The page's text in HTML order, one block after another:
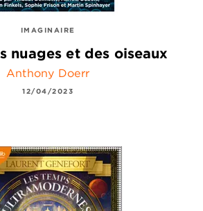
IMAGINAIRE
nuages et des oiseaux
Anthony Doerr
12/04/2023